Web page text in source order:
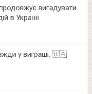
вигадувати
в Україні
у виграші. 🇺🇦